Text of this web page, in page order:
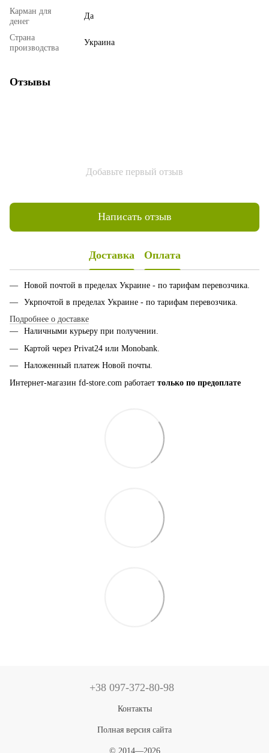
Карман для
денег
Да
Страна
производства
Украина
Отзывы
Добавьте первый отзыв
Написать отзыв
Доставка Оплата
Новой почтой в пределах Украине - по тарифам перевозчика.
Укрпочтой в пределах Украине - по тарифам перевозчика.
Подробнее о доставке
Наличными курьеру при получении.
Картой через Privat24 или Monobank
Наложенный платеж Новой почты.
Интернет-магазин fd-store.com работает только по предоплате
+38 097-372-80-98
Контакты
Полная версия сайта
© 2014—2026